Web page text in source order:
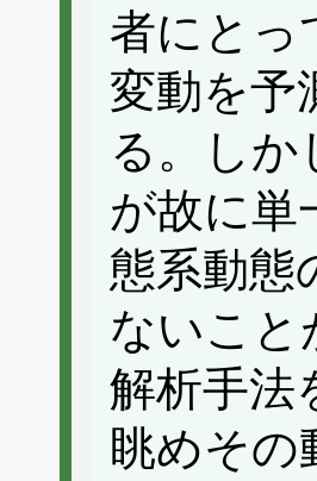
者にとっ
変動を予
る。しか
が故に単
態系動態
ないこと
解析手法
眺めその